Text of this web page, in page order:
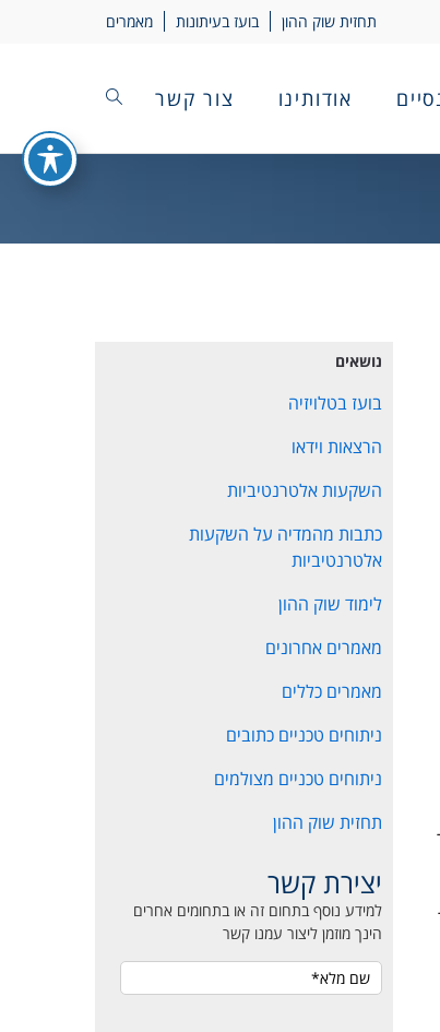
תחזית שוק ההון בועז בעיתונות מאמרים
אודותינו צור קשר
נושאים
בועז בטלויזיה
הרצאות וידאו
השקעות אלטרנטיביות
כתבות מהמדיה על השקעות
אלטרנטיביות
לימוד שוק ההון
מאמרים אחרונים
מאמרים כללים
ניתוחים טכניים כתובים
ניתוחים טכניים מצולמים
תחזית שוק ההון
יצירת קשר
למידע נוסף בתחום זה או בתחומים אחרים
הינך מוזמן ליצור עמנו קשר